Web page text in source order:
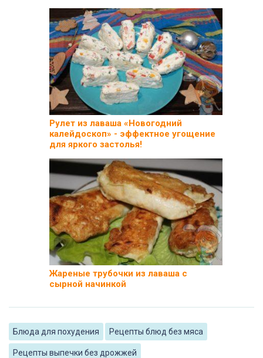
Рулет из лаваша «Новогодний
калейдоскоп» - эффектное угощение
для яркого застолья!
Жареные трубочки из лаваша с
сырной начинкой
Блюда для похудения Рецепты блюд без мяса
Рецепты выпечки без дрожжей